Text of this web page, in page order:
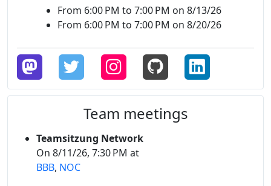
From 6:00 PM to 7:00 PM on 8/13/26
From 6:00 PM to 7:00 PM on 8/20/26
Team meetings
Teamsitzung Network
On 8/11/26, 7:30 PM at
BBB, NOC